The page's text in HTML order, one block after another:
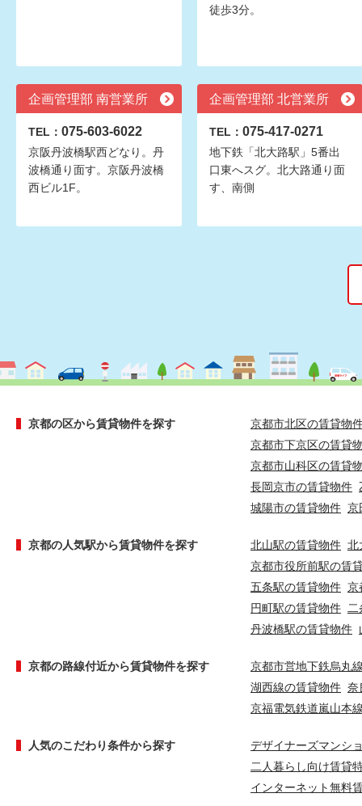
徒歩3分。
企画管理部 南営業所
TEL： 075-603-6022
京阪丹波橋駅西どなり。丹
波橋通り面す。京阪丹波橋
西ビル1F。
企画管理部 北営業所
TEL： 075-417-0271
地下鉄「北大路駅」5番出
口東へスグ。北大路通り面
す、南側
京都の区から賃貸物件を探す
京都市北区の賃貸物
京都市下京区の賃貸
京都市山科区の賃貸
長岡京市の賃貸物件
城陽市の賃貸物件 京
京都の人気駅から賃貸物件を探す 北山駅の賃貸物件 北
京都市役所前駅の賃
五条駅の賃貸物件 京
円町駅の賃貸物件
丹波橋駅の賃貸物件
京都の路線付近から賃貸物件を探す
京都市営地下鉄烏丸
湖西線の賃貸物件 奈
京福電気鉄道嵐山本
人気のこだわり条件から探す
デザイナーズマンシ
二人暮らし向け賃貸
インターネット無料